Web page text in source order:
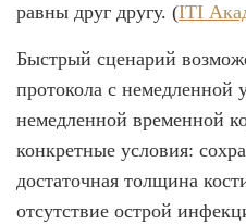
равны друг другу. (ITI
Быстрый сценарий
протокола с немедленной
немедленной временной
конкретные условия:
достаточная толщина
отсутствие острой